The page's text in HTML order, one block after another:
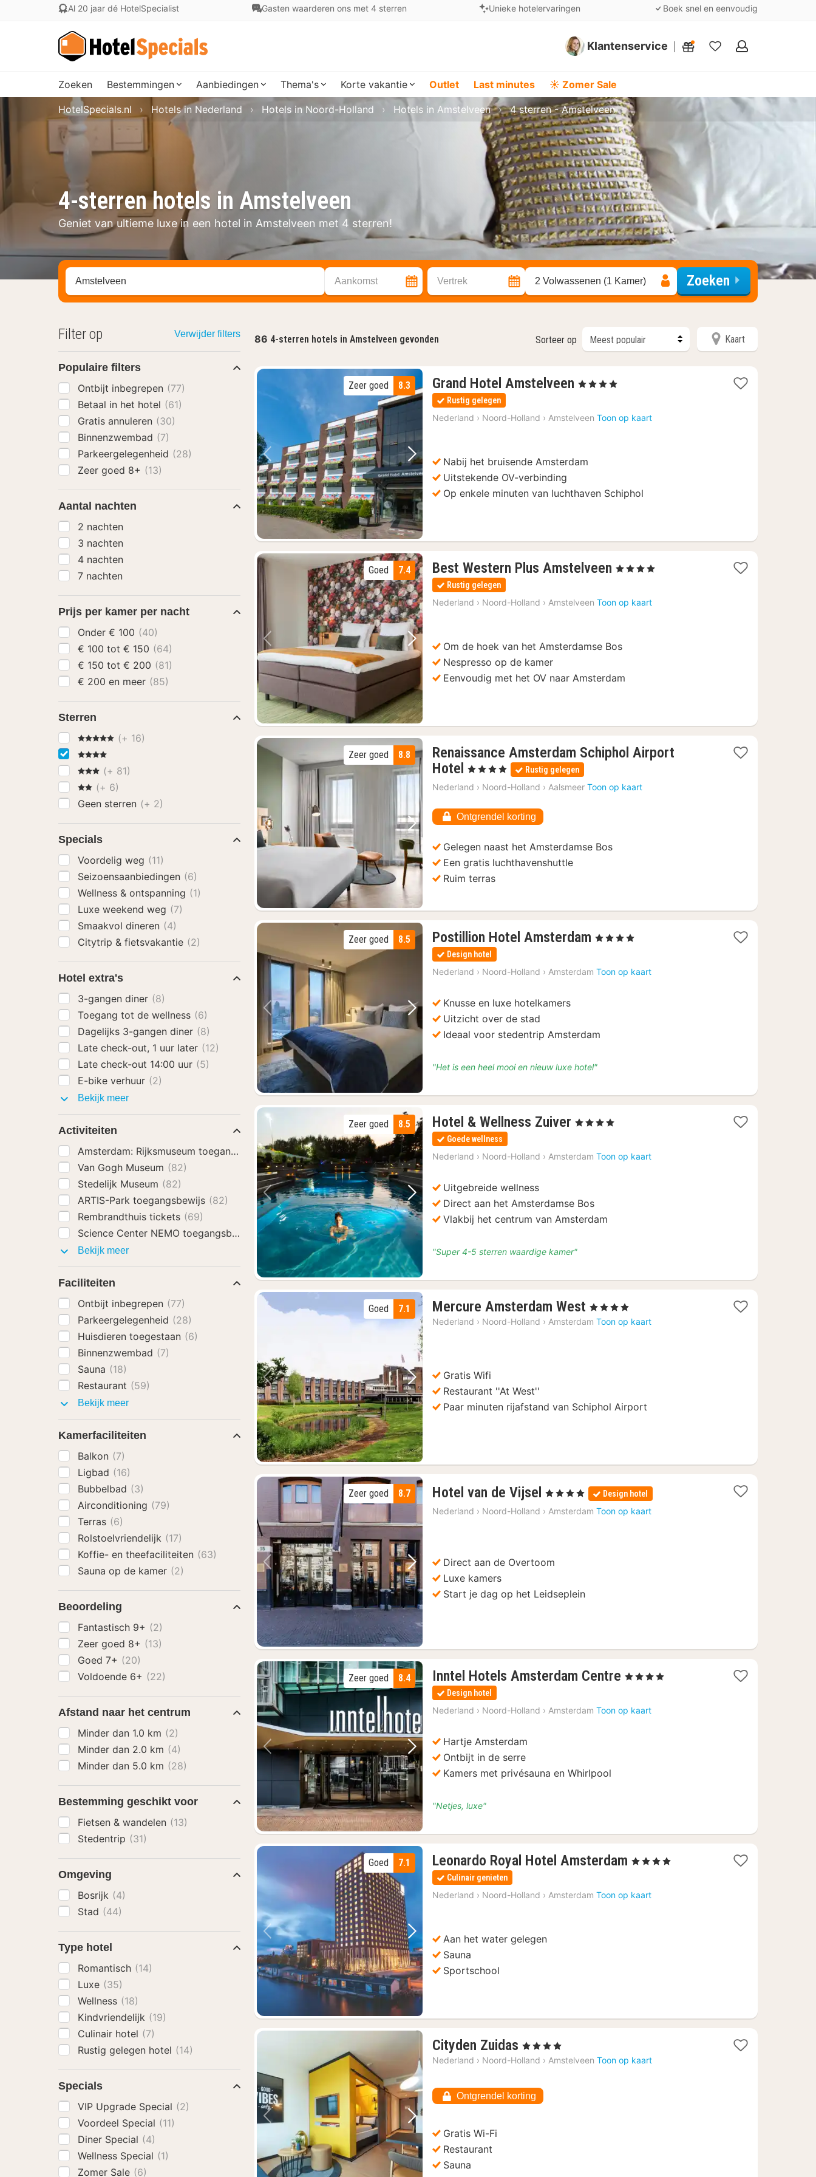
Al 20 jaar dé HotelSpecialist Gasten waarderen ons met 4 sterren Unieke hotelervaringen Boek snel en eenvoudig
Klantenservice
Mijn
Zoeken Bestemmingen Aanbiedingen Thema's Korte vakantie Outlet Last minutes ☀️ Zomer Sale
4-sterren hotels in Amstelveen
Geniet van ultieme luxe in een hotel in Amstelveen met 4 sterren!
HotelSpecials.nl Hotels in Nederland Hotels in Noord-Holland Hotels in Amstelveen 4 sterren - Amstelveen
Zoek op hotel, regio of stad Aankomst Vertrek 2 Volwassenen (1 Kamer) Zoeken
86 4-sterren hotels in Amstelveen gevonden Sorteer op Kaart
Vorige foto Volgende foto
8.3
Zeer goed Grand Hotel Amstelveen 1
vanaf
€
, 4 Sterren
Rustig gelegen
Nederland › Noord-Holland › Amstelveen Toon op kaart
Nabij het bruisende Amsterdam
Uitstekende OV-verbinding
Op enkele minuten van luchthaven Schiphol
Vorige foto Volgende foto
7.4
Goed Best Western Plus Amstelveen 1
vanaf
€
, 4 Sterren
Rustig gelegen
Nederland › Noord-Holland › Amstelveen Toon op kaart
Om de hoek van het Amsterdamse Bos
Nespresso op de kamer
Eenvoudig met het OV naar Amsterdam
Vorige foto Volgende foto
8.8
Zeer goed
Renaissance Amsterdam Schiphol Airport
Hotel 1
nacht
vanaf
€
169,60
, 4 Sterren Rustig gelegen
Nederland › Noord-Holland › Aalsmeer Toon op kaart
Ontgrendel korting
Gelegen naast het Amsterdamse Bos
Een gratis luchthavenshuttle
Ruim terras
Vorige foto Volgende foto
8.5
Zeer goed Postillion Hotel Amsterdam 1
vanaf
€
, 4 Sterren
Design hotel
Nederland › Noord-Holland › Amsterdam Toon op kaart
Knusse en luxe hotelkamers
Uitzicht over de stad
Ideaal voor stedentrip Amsterdam
"Het is een heel mooi en nieuw luxe hotel"
Vorige foto Volgende foto
8.5
Zeer goed Hotel & Wellness Zuiver 1
vanaf
€
, 4 Sterren
Goede wellness
Nederland › Noord-Holland › Amsterdam Toon op kaart
Uitgebreide wellness
Direct aan het Amsterdamse Bos
Vlakbij het centrum van Amsterdam
"Super 4-5 sterren waardige kamer"
Vorige foto Volgende foto
7.1
Goed Mercure Amsterdam West 1
nacht
, 4 Sterren
Nederland › Noord-Holland › Amsterdam Toon op kaart
Gratis Wifi
Restaurant ''At West''
Paar minuten rijafstand van Schiphol Airport
Vorige foto Volgende foto
8.7
Zeer goed Hotel van de Vijsel 1
nacht
vanaf
, 4 Sterren Design hotel
Nederland › Noord-Holland › Amsterdam Toon op kaart
Direct aan de Overtoom
Luxe kamers
Start je dag op het Leidseplein
Vorige foto Volgende foto
8.4
Zeer goed Inntel Hotels Amsterdam Centre 1
vanaf
€
, 4 Sterren
Design hotel
Nederland › Noord-Holland › Amsterdam Toon op kaart
Hartje Amsterdam
Ontbijt in de serre
Kamers met privésauna en Whirlpool
"Netjes, luxe"
Vorige foto Volgende foto
7.1
Goed Leonardo Royal Hotel Amsterdam 1
vanaf
€
, 4 Sterren
Culinair genieten
Nederland › Noord-Holland › Amsterdam Toon op kaart
Aan het water gelegen
Sauna
Sportschool
Vorige foto Volgende foto
Cityden Zuidas 1
nacht
€
72,26
, 4 Sterren
Nederland › Noord-Holland › Amstelveen Toon op kaart
Ontgrendel korting
Gratis Wi-Fi
Restaurant
Sauna
Filter op Verwijder filters
Populaire filters
Ontbijt inbegrepen (77)
Betaal in het hotel (61)
Gratis annuleren (30)
Binnenzwembad (7)
Parkeergelegenheid (28)
Zeer goed 8+ (13)
Aantal nachten
2 nachten
3 nachten
4 nachten
7 nachten
Prijs per kamer per nacht
Onder € 100 (40)
€ 100 tot € 150 (64)
€ 150 tot € 200 (81)
€ 200 en meer (85)
Sterren
5 Sterren(+ 16)
4 Sterren
3 Sterren
(+ 81)
2 Sterren
(+ 6)
Geen sterren (+ 2)
Specials
Voordelig weg (11)
Seizoensaanbiedingen (6)
Wellness & ontspanning (1)
Luxe weekend weg (7)
Smaakvol dineren (4)
Citytrip & fietsvakantie (2)
Hotel extra's
3-gangen diner (8)
Toegang tot de wellness (6)
Dagelijks 3-gangen diner (8)
Late check-out, 1 uur later (12)
Late check-out 14:00 uur (5)
E-bike verhuur (2)
Bekijk meerHotel
Activiteiten
Amsterdam: Rijksmuseum toegangsbewijs(82)
Van Gogh Museum (82)
Stedelijk Museum (82)
ARTIS-Park toegangsbewijs (82)
Rembrandthuis tickets (69)
Science Center NEMO toegangsbewijs(69)
Bekijk meerActiviteiten
Faciliteiten
Ontbijt inbegrepen (77)
Parkeergelegenheid (28)
Huisdieren toegestaan (6)
Binnenzwembad (7)
Sauna (18)
Restaurant (59)
Bekijk meerFaciliteiten
Kamerfaciliteiten
Balkon (7)
Ligbad (16)
Bubbelbad (3)
Airconditioning (79)
Terras (6)
Rolstoelvriendelijk (17)
Koffie- en theefaciliteiten (63)
Sauna op de kamer (2)
Beoordeling
Fantastisch 9+ (2)
Zeer goed 8+ (13)
Goed 7+ (20)
Voldoende 6+ (22)
Afstand naar het centrum
Minder dan 1.0 km (2)
Minder dan 2.0 km (4)
Minder dan 5.0 km (28)
Bestemming geschikt voor
Fietsen & wandelen (13)
Stedentrip (31)
Omgeving
Bosrijk (4)
Stad (44)
Type hotel
Romantisch (14)
Luxe (35)
Wellness (18)
Kindvriendelijk (19)
Culinair hotel (7)
Rustig gelegen hotel (14)
Specials
VIP Upgrade Special (2)
Voordeel Special (11)
Diner Special (4)
Wellness Special (1)
Zomer Sale (6)